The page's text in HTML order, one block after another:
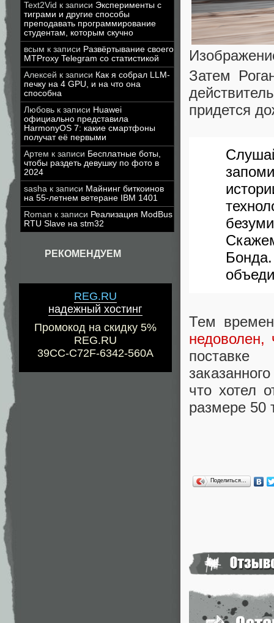
Text2Vid к записи Эксперименты с
тиграми и другие способы
преподавать программирование
студентам, которым скучно
всым к записи Развёртывание своего
MTProxy Telegram со статистикой
Алексей к записи Как я собрал LLM-
печку на 4 GPU, и на что она
способна
Любовь к записи Huawei
официально представила
HarmonyOS 7: какие смартфоны
получат её первыми
Артем к записи Бесплатные боты,
чтобы раздеть девушку по фото в
2024
sasha к записи Майнинг биткоинов
на 55-летнем ветеране IBM 1401
Roman к записи Реализация ModBus
RTU Slave на stm32
РЕКОМЕНДУЕМ
REG.RU
надежный хостинг
Промокод на скидку 5%
REG.RU
39CC-C72F-6342-560A
Затем
придется
Тем
поставке
что хотел
размере 50
Поделиться…